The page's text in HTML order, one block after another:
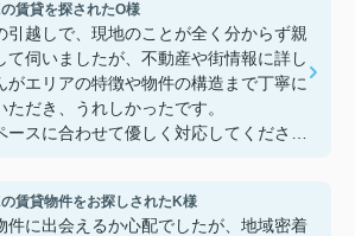
賃貸を探されたO様
引越しで、現地のことが全く分からず親
て伺いましたが、不動産や街情報に詳し
がエリアの特徴や物件の構造まで丁寧に
ただき、うれしかったです。
ースに合わせて優しく対応してくださっ
ています。安達さん、ありがとうござい
賃貸物件をお探しされたK様
件に出会えるか心配でしたが、地域密着